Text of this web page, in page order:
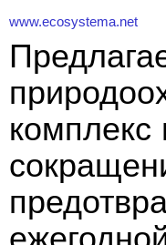
www.ecosystema.net